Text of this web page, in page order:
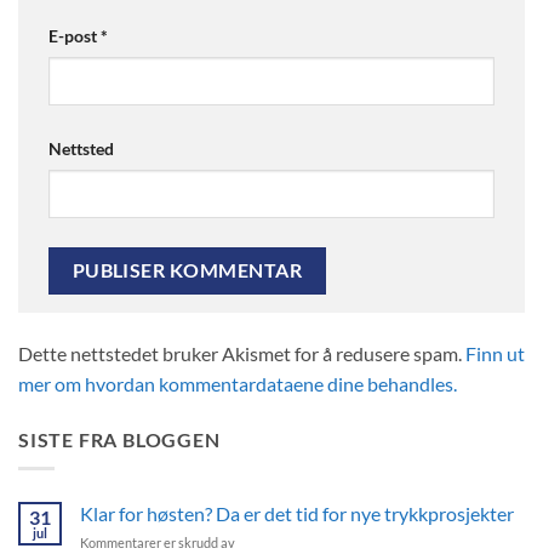
E-post*
Nettsted
Dette nettstedet bruker Akismet for å redusere spam. Finn ut
mer om hvordan kommentardataene dine behandles.
SISTE FRA BLOGGEN
31
jul
Klar for høsten? Da er det tid for nye trykkprosjekter
Kommentarer er skrudd avfor